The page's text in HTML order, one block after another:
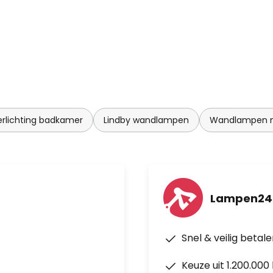
badkamer Lindby wandlampen Wandlampen
Snel & veilig
Keuze uit